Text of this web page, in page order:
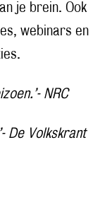
je brein. Ook
webinars en
NRC
De Volkskrant